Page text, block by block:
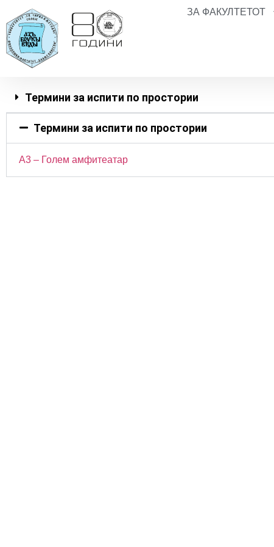
ЗА ФАКУЛТЕТОТ
Термини за испити по простории
Термини за испити по простории
А3 – Голем амфитеатар